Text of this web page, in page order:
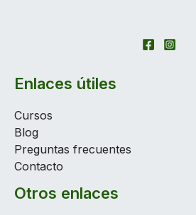
Enlaces útiles
Cursos
Blog
Preguntas frecuentes
Contacto
Otros enlaces